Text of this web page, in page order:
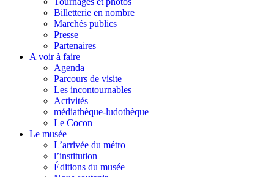
Billetterie en nombre
Marchés publics
Presse
Partenaires
A voir à faire
Agenda
Parcours de visite
Les incontournables
Activités
médiathèque-ludothèque
Le Cocon
Le musée
L’arrivée du métro
l’institution
Éditions du musée